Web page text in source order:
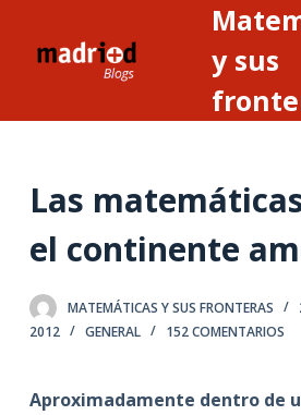
n
n
y sus
Las
el continente
MATEMÁTICAS Y SUS FRONTERAS
2012
GENERAL 152 COMENTARIOS
Aproximadamente dentro de